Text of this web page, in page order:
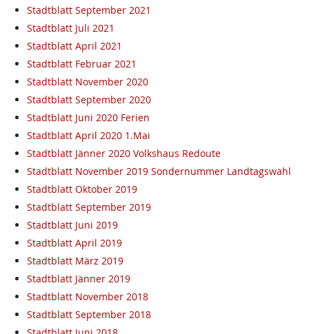
Stadtblatt September 2021
Stadtblatt Juli 2021
Stadtblatt April 2021
Stadtblatt Februar 2021
Stadtblatt November 2020
Stadtblatt September 2020
Stadtblatt Juni 2020 Ferien
Stadtblatt April 2020 1.Mai
Stadtblatt Jänner 2020 Volkshaus Redoute
Stadtblatt November 2019 Sondernummer Landtagswahl
Stadtblatt Oktober 2019
Stadtblatt September 2019
Stadtblatt Juni 2019
Stadtblatt April 2019
Stadtblatt März 2019
Stadtblatt Jänner 2019
Stadtblatt November 2018
Stadtblatt September 2018